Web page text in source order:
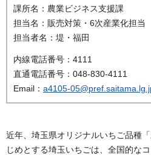
課所名：農業ビジネス支援課
担当名：販売対策・6次産業化担当
担当者名：堤・福田
内線電話番号：4111
直通電話番号：048-830-4111
Email： a4105-
近年、埼玉県オリジナルいちご品種
じめとする埼玉いちごは、全国的な